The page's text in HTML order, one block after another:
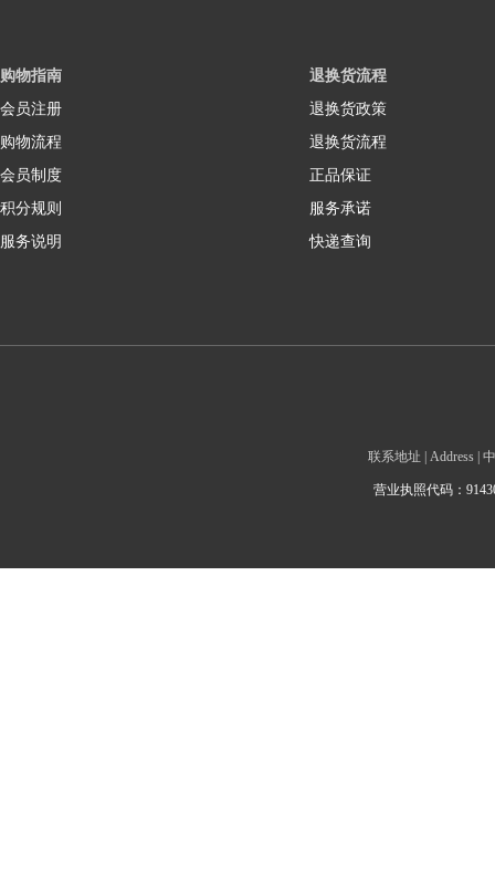
购物指南
会员注册
购物流程
会员制度
积分规则
服务说明
退换货流程
退换货政策
退换货流程
正品保证
服务承诺
快递查询
联系地址 | Address |
营业执照代码：